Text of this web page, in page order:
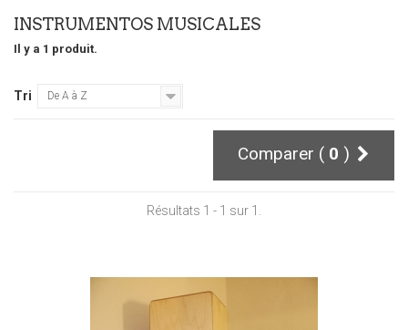
INSTRUMENTOS MUSICALES
Il y a 1 produit.
Tri De A à Z
Comparer ( 0 )
Résultats 1 - 1 sur 1.